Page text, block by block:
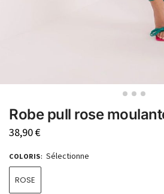
Robe pull rose
38,90€
COLORIS: Sélectionne
ROSE